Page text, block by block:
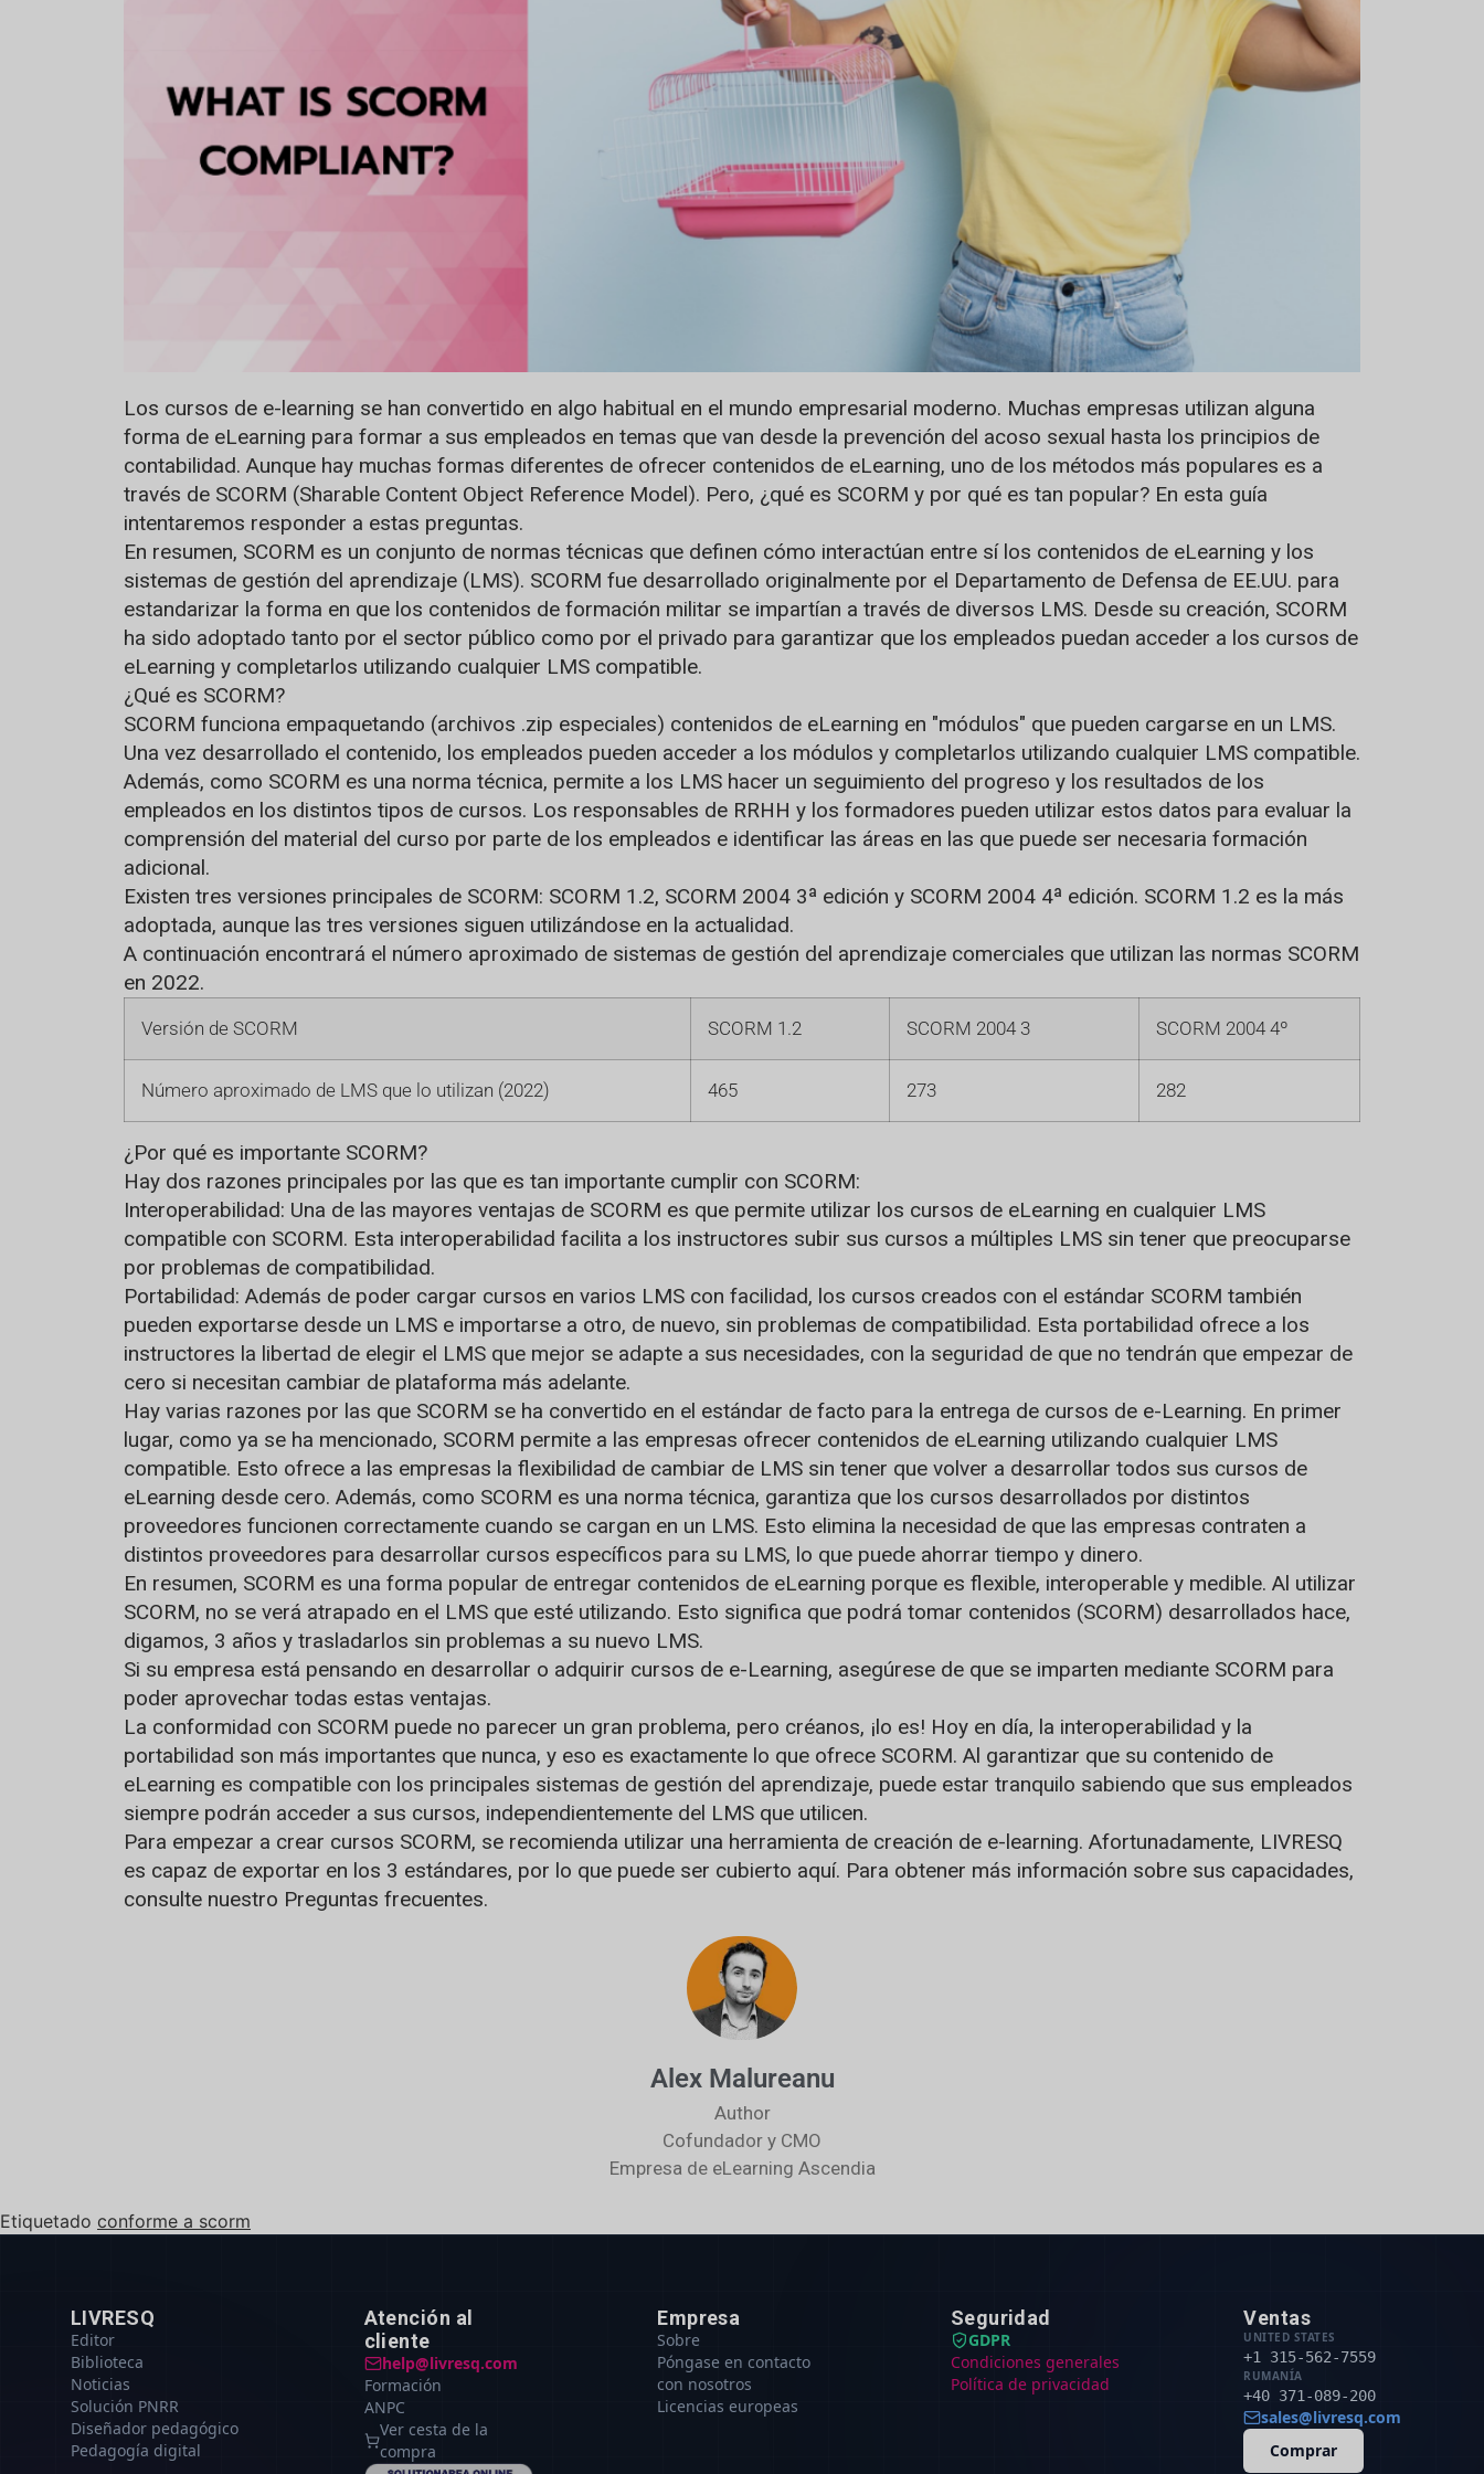
Los cursos de e-learning se han convertido en algo habitual en el mundo empresarial moderno. Muchas empresas utilizan alguna
forma de eLearning para formar a sus empleados en temas que van desde la prevención del acoso sexual hasta los principios de
contabilidad. Aunque hay muchas formas diferentes de ofrecer contenidos de eLearning, uno de los métodos más populares es a
través de SCORM (Sharable Content Object Reference Model). Pero, ¿qué es SCORM y por qué es tan popular? En esta guía
intentaremos responder a estas preguntas.
En resumen, SCORM es un conjunto de normas técnicas que definen cómo interactúan entre sí los contenidos de eLearning y los
sistemas de gestión del aprendizaje (LMS). SCORM fue desarrollado originalmente por el Departamento de Defensa de EE.UU. para
estandarizar la forma en que los contenidos de formación militar se impartían a través de diversos LMS. Desde su creación, SCORM
ha sido adoptado tanto por el sector público como por el privado para garantizar que los empleados puedan acceder a los cursos de
eLearning y completarlos utilizando cualquier LMS compatible.
¿Qué es SCORM?
SCORM funciona empaquetando (archivos .zip especiales) contenidos de eLearning en "módulos" que pueden cargarse en un LMS.
Una vez desarrollado el contenido, los empleados pueden acceder a los módulos y completarlos utilizando cualquier LMS compatible.
Además, como SCORM es una norma técnica, permite a los LMS hacer un seguimiento del progreso y los resultados de los
empleados en los distintos tipos de cursos. Los responsables de RRHH y los formadores pueden utilizar estos datos para evaluar la
comprensión del material del curso por parte de los empleados e identificar las áreas en las que puede ser necesaria formación
adicional.
Existen tres versiones principales de SCORM: SCORM 1.2, SCORM 2004 3ª edición y SCORM 2004 4ª edición. SCORM 1.2 es la más
adoptada, aunque las tres versiones siguen utilizándose en la actualidad.
A continuación encontrará el número aproximado de sistemas de gestión del aprendizaje comerciales que utilizan las normas SCORM
en 2022.
Versión de SCORM SCORM 1.2 SCORM 2004 3 SCORM 2004 4º
Número aproximado de LMS que lo utilizan (2022) 465 273 282
¿Por qué es importante SCORM?
Hay dos razones principales por las que es tan importante cumplir con SCORM:
Interoperabilidad: Una de las mayores ventajas de SCORM es que permite utilizar los cursos de eLearning en cualquier LMS
compatible con SCORM. Esta interoperabilidad facilita a los instructores subir sus cursos a múltiples LMS sin tener que preocuparse
por problemas de compatibilidad.
Portabilidad: Además de poder cargar cursos en varios LMS con facilidad, los cursos creados con el estándar SCORM también
pueden exportarse desde un LMS e importarse a otro, de nuevo, sin problemas de compatibilidad. Esta portabilidad ofrece a los
instructores la libertad de elegir el LMS que mejor se adapte a sus necesidades, con la seguridad de que no tendrán que empezar de
cero si necesitan cambiar de plataforma más adelante.
Hay varias razones por las que SCORM se ha convertido en el estándar de facto para la entrega de cursos de e-Learning. En primer
lugar, como ya se ha mencionado, SCORM permite a las empresas ofrecer contenidos de eLearning utilizando cualquier LMS
compatible. Esto ofrece a las empresas la flexibilidad de cambiar de LMS sin tener que volver a desarrollar todos sus cursos de
eLearning desde cero. Además, como SCORM es una norma técnica, garantiza que los cursos desarrollados por distintos
proveedores funcionen correctamente cuando se cargan en un LMS. Esto elimina la necesidad de que las empresas contraten a
distintos proveedores para desarrollar cursos específicos para su LMS, lo que puede ahorrar tiempo y dinero.
En resumen, SCORM es una forma popular de entregar contenidos de eLearning porque es flexible, interoperable y medible. Al utilizar
SCORM, no se verá atrapado en el LMS que esté utilizando. Esto significa que podrá tomar contenidos (SCORM) desarrollados hace,
digamos, 3 años y trasladarlos sin problemas a su nuevo LMS.
Si su empresa está pensando en desarrollar o adquirir cursos de e-Learning, asegúrese de que se imparten mediante SCORM para
poder aprovechar todas estas ventajas.
La conformidad con SCORM puede no parecer un gran problema, pero créanos, ¡lo es! Hoy en día, la interoperabilidad y la
portabilidad son más importantes que nunca, y eso es exactamente lo que ofrece SCORM. Al garantizar que su contenido de
eLearning es compatible con los principales sistemas de gestión del aprendizaje, puede estar tranquilo sabiendo que sus empleados
siempre podrán acceder a sus cursos, independientemente del LMS que utilicen.
Para empezar a crear cursos SCORM, se recomienda utilizar una herramienta de creación de e-learning. Afortunadamente, LIVRESQ
es capaz de exportar en los 3 estándares, por lo que puede ser cubierto aquí. Para obtener más información sobre sus capacidades,
consulte nuestro Preguntas frecuentes.
Alex Malureanu
Author
Cofundador y CMO
Empresa de eLearning Ascendia
Etiquetado conforme a scorm
LIVRESQ
Editor
Biblioteca
Noticias
Solución PNRR
Diseñador pedagógico
Pedagogía digital
Atención al
cliente
help@livresq.com
Formación
ANPC
Ver cesta de la
compra
Empresa
Sobre
Póngase en contacto
con nosotros
Licencias europeas
Seguridad
GDPR
Condiciones generales
Política de privacidad
Ventas
UNITED STATES
+1 315-562-7559
RUMANÍA
+40 371-089-200
sales@livresq.com
Comprar